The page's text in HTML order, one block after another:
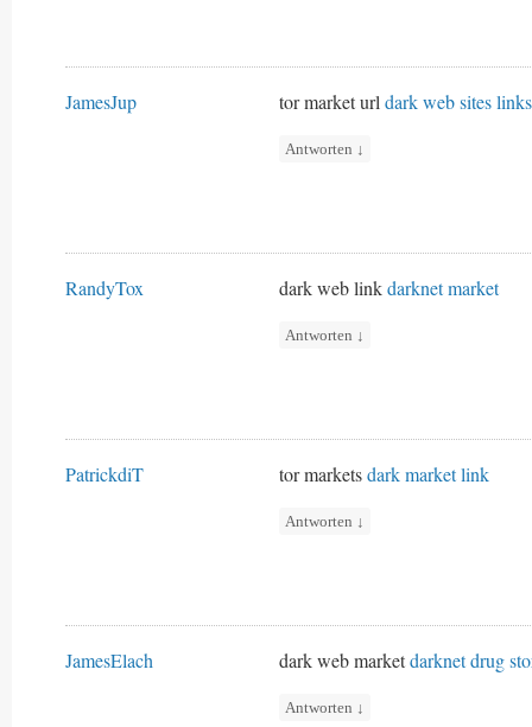
JamesJup tor market urldark web sites links
Antworten ↓
RandyTox dark web linkdarknet market
Antworten ↓
PatrickdiT tor marketsdark market link
Antworten ↓
JamesElach dark web marketdarknet drug
Antworten ↓